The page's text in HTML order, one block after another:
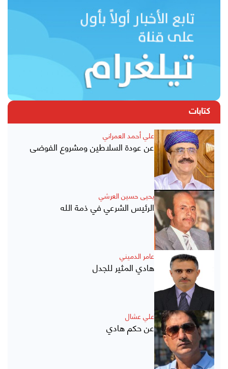
كتابات
علي أحمد العمراني
عن عودة السلاطين ومشروع الفوضى
يحيى حسين العرشي
الرئيس الشرعي في ذمة الله
عامر الدميني
هادي المثير للجدل
علي عشال
عن حكم هادي